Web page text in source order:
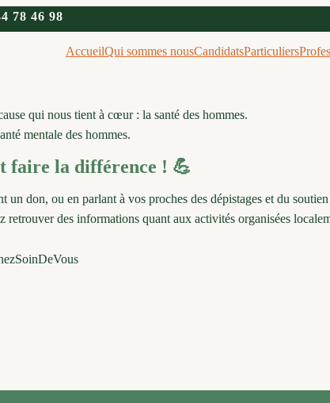
78 46 98
AccueilQui sommes nousCandidatsParticuliers
qui nous tient à cœur : la santé des hommes.
mentale des hommes.
faire la différence ! 💪
don, ou en parlant à vos proches des dépistages et du
des informations quant aux activités organisées